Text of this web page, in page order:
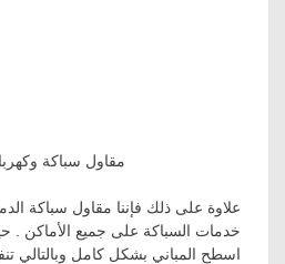
مقاول سباكة
علاوة على ذلك فإننا مقاول سباكة
خدمات السباكة على جميع الأماكن .
اسطح المباني بشكل كامل وبالتالي